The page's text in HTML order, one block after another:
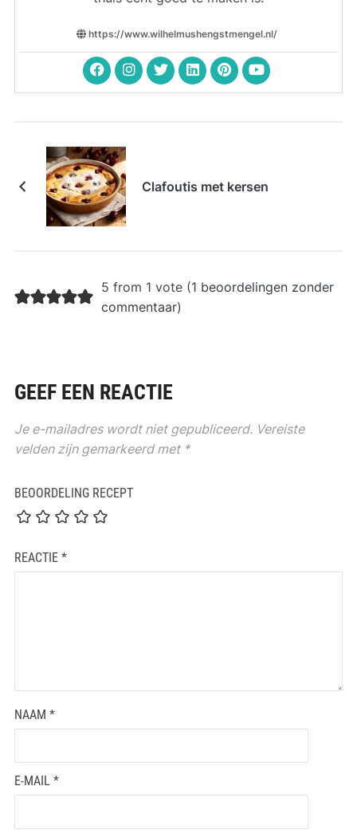
https://www.wilhelmushengstmengel.nl/
Clafoutis met kersen
5 from 1 vote (1 beoordelingen zonder
commentaar)
GEEF EEN REACTIE
Je e-mailadres wordt niet gepubliceerd. Vereiste
velden zijn gemarkeerd met *
BEOORDELING RECEPT
REACTIE *
NAAM *
E-MAIL *